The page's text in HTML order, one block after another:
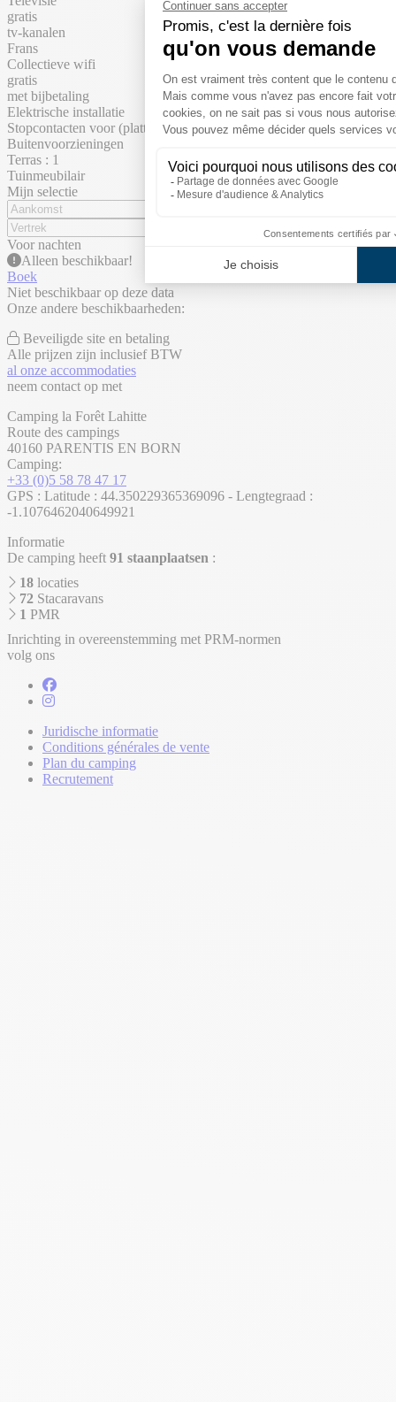
gratis
tv-kanalen
Frans
Collectieve wifi
gratis
met bijbetaling
Elektrische installatie
Stopcontacten voor (platte) eurostekkers
Buitenvoorzieningen
Terras : 1
Tuinmeubilair
Mijn selectie
Voor nachten
Alleen beschikbaar!
Boek
Niet beschikbaar op deze data
Onze andere beschikbaarheden:
Beveiligde site en betaling
Alle prijzen zijn inclusief BTW
al onze accommodaties
neem contact op met
Camping la Forêt Lahitte
Route des campings
40160 PARENTIS EN BORN
Camping:
+33 (0)5 58 78 47 17
GPS : Latitude : 44.350229365369096 - Lengtegraad :
-1.1076462040649921
Informatie
De camping heeft 91 staanplaatsen :
18 locaties
72 Stacaravans
1 PMR
Inrichting in overeenstemming met PRM-normen
volg ons
Juridische informatie
Conditions générales de vente
Plan du camping
Recrutement